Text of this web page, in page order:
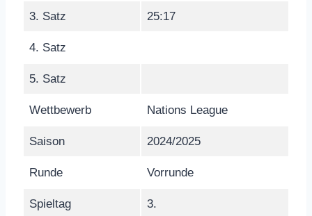
3. Satz 25:17
4. Satz
5. Satz
Wettbewerb Nations League
Saison 2024/2025
Runde Vorrunde
Spieltag 3.